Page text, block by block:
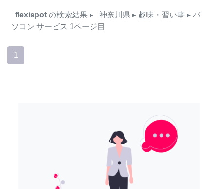
flexispot の検索結果 ▸ 神奈川県 ▸ 趣味・習い事 ▸ パ
ソコン サービス 1ページ目
1